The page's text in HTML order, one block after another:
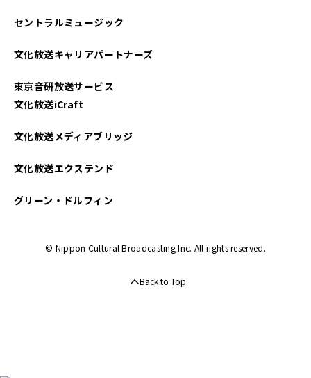
セントラルミュージック
文化放送キャリアパートナーズ
東京音研放送サービス
文化放送iCraft
文化放送メディアブリッジ
文化放送エクステンド
グリーン・ドルフィン
© Nippon Cultural Broadcasting Inc. All rights reserved.
Back to Top